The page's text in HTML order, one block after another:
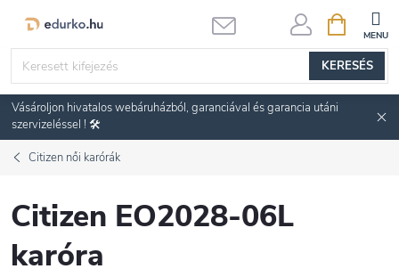
KERESÉS
KOSÁR
Vásároljon hivatalos webáruházból, garanciával és garancia utáni
szervizeléssel ! 🛠️
Citizen női karórák
Citizen EO2028-06L
karóra